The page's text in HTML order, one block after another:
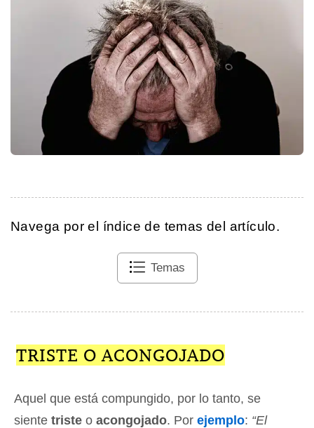
Navega por el índice de temas del artículo.
Temas
TRISTE O ACONGOJADO
Aquel que está compungido, por lo tanto, se
siente triste o acongojado. Por ejemplo: “El